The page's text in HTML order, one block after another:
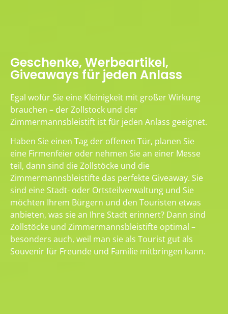
Geschenke, Werbeartikel,
Giveaways für jeden Anlass
Egal wofür Sie eine Kleinigkeit mit großer Wirkung
brauchen – der Zollstock und der
Zimmermannsbleistift ist für jeden Anlass geeignet.
Haben Sie einen Tag der offenen Tür, planen Sie
eine Firmenfeier oder nehmen Sie an einer Messe
teil, dann sind die Zollstöcke und die
Zimmermannsbleistifte das perfekte Giveaway. Sie
sind eine Stadt- oder Ortsteilverwaltung und Sie
möchten Ihrem Bürgern und den Touristen etwas
anbieten, was sie an Ihre Stadt erinnert? Dann sind
Zollstöcke und Zimmermannsbleistifte optimal –
besonders auch, weil man sie als Tourist gut als
Souvenir für Freunde und Familie mitbringen kann.